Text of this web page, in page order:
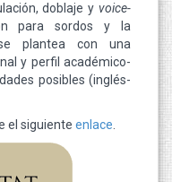
doblaje y voice-
para sordos y la
plantea con una
y perfil académico-
posibles (inglés-
el siguiente enlace.